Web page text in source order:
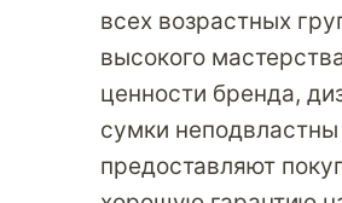
всех возрастных
высокого
ценности бренда,
сумки
предоставляют